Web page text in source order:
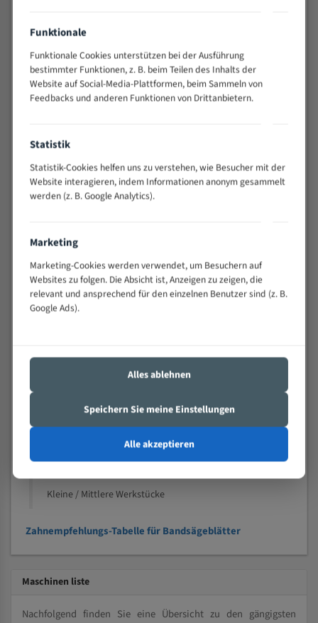
600
> 500
0,75/1,25
Vorteile:
Vielseitiges Bandsägeblatt für verschiedenste
Widerstandsfähig gegen Zahnbruch auch bei
wechselnde Verbindungslängen)
Sehr geringe Vibration
Technische Beschreibung:
Positiver Spanwinkel
Bandkörper aus hochlegiertem Federstahl
Legierte HSS-beschichtete Zahnspitzen
Nichteisenmetalle
Speziell entwickelt für Profile / Rohre
Kleine und mittlere Profile / Kleine Durchmesser
Kleine / Mittlere Werkstücke
Zahnempfehlungs-Tabelle für Bandsägeblätter
Maschinen liste
Nachfolgend finden Sie eine Übersicht zu den gängigsten
Funktionale
Funktionale Cookies unterstützen bei der Ausführung
bestimmter Funktionen, z. B. beim Teilen des Inhalts der
Website auf Social-Media-Plattformen, beim Sammeln von
Feedbacks und anderen Funktionen von Drittanbietern.
Statistik
Statistik-Cookies helfen uns zu verstehen, wie Besucher mit der
Website interagieren, indem Informationen anonym gesammelt
werden (z. B. Google Analytics).
Marketing
Marketing-Cookies werden verwendet, um Besuchern auf
Websites zu folgen. Die Absicht ist, Anzeigen zu zeigen, die
relevant und ansprechend für den einzelnen Benutzer sind (z. B.
Google Ads).
Alles ablehnen
Speichern Sie meine Einstellungen
Alle akzeptieren